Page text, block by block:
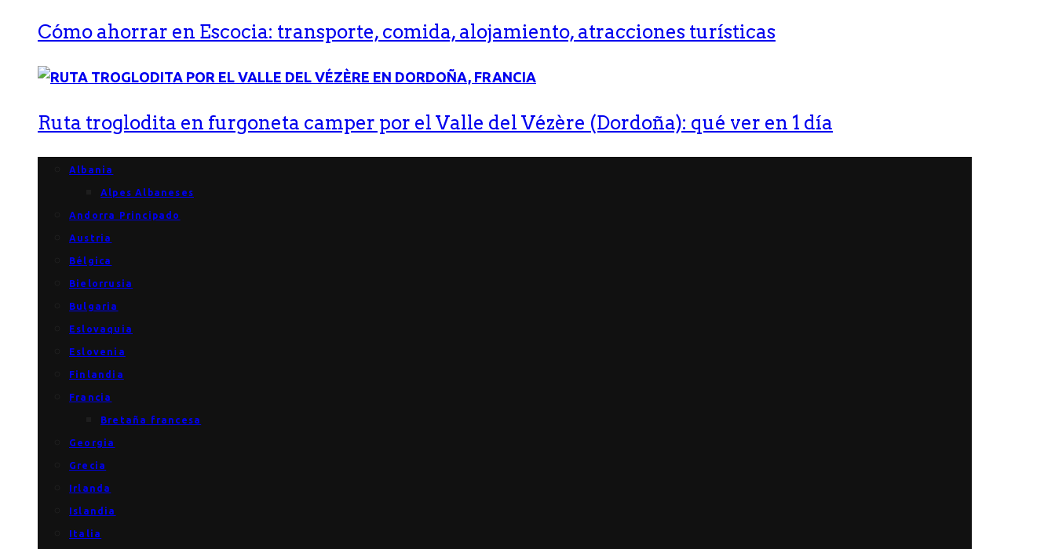
Cómo ahorrar en Escocia: transporte, comida, alojamiento, atracciones turísticas
Ruta troglodita en furgoneta camper por el Valle del Vézère (Dordoña): qué ver en 1 día
Albania
Alpes Albaneses
Andorra Principado
Austria
Bélgica
Bielorrusia
Bulgaria
Eslovaquia
Eslovenia
Finlandia
Francia
Bretaña francesa
Georgia
Grecia
Irlanda
Islandia
Italia